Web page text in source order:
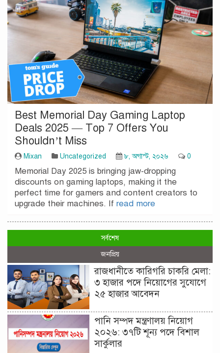
Best Memorial Day Gaming Laptop
Deals 2025 — Top 7 Offers You
Shouldn’t Miss
Mixan Uncategorized ৮, অগাস্ট, ২০২৬ 0
Memorial Day 2025 is bringing jaw-dropping
discounts on gaming laptops, making it the
perfect time for gamers and content creators to
upgrade their machines. If read more
সর্বশেষ
জনপ্রিয়
রাজধানীতে কারিগরি চাকরি মেলা:
৩ হাজার পদে নিয়োগের সুযোগে
২৫ হাজার আবেদন
পানি সম্পদ মন্ত্রণালয় নিয়োগ
২০২৬: ৩৭টি শূন্য পদে বিশাল
সার্কুলার